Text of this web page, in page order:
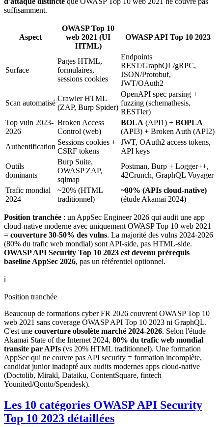
suffisamment.
Aspect
OWASP Top 10
web 2021 (UI
HTML)
OWASP API Top 10 2023
Surface
Pages HTML,
formulaires,
sessions cookies
Endpoints
REST/GraphQL/gRPC,
JSON/Protobuf,
JWT/OAuth2
Scan automatisé
Crawler HTML
(ZAP, Burp Spider)
OpenAPI spec parsing +
fuzzing (schemathesis,
RESTler)
Top vuln 2023-
2026
Broken Access
Control (web)
BOLA (API1) + BOPLA
(API3) + Broken Auth (API2)
Authentification
Sessions cookies +
CSRF tokens
JWT, OAuth2 access tokens,
API keys
Outils
dominants
Burp Suite,
OWASP ZAP,
sqlmap
Postman, Burp + Logger++,
42Crunch, GraphQL Voyager
Trafic mondial
2024
~20% (HTML
traditionnel)
~80% (APIs cloud-native)
(étude Akamai 2024)
Position tranchée : un AppSec Engineer 2026 qui audit une app
cloud-native moderne avec uniquement OWASP Top 10 web 2021
= couverture 30-50% des vulns. La majorité des vulns 2024-2026
(80% du trafic web mondial) sont API-side, pas HTML-side.
OWASP API Security Top 10 2023 est devenu prérequis
baseline AppSec 2026, pas un référentiel optionnel.
ℹ️
Position tranchée
Beaucoup de formations cyber FR 2026 couvrent OWASP Top 10
web 2021 sans coverage OWASP API Top 10 2023 ni GraphQL.
C'est une couverture obsolète marché 2024-2026. Selon l'étude
Akamai State of the Internet 2024, 80% du trafic web mondial
transite par APIs (vs 20% HTML traditionnel). Une formation
AppSec qui ne couvre pas API security = formation incomplète,
candidat junior inadapté aux audits modernes apps cloud-native
(Doctolib, Mirakl, Dataiku, ContentSquare, fintech
Younited/Qonto/Spendesk).
Les 10 catégories OWASP API Security
Top 10 2023 détaillées